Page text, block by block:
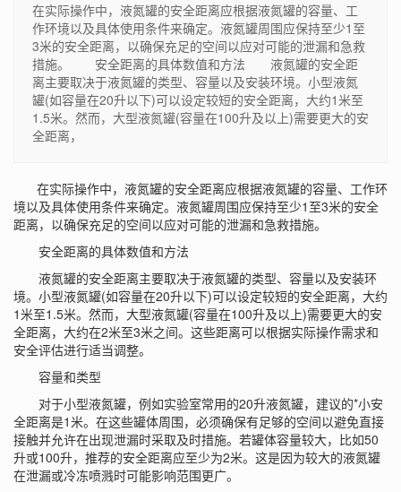
在实际操作中，液氮罐的安全距离应根据液氮罐的容量、工
作环境以及具体使用条件来确定。液氮罐周围应保持至少1至
3米的安全距离，以确保充足的空间以应对可能的泄漏和急救
措施。 安全距离的具体数值和方法 液氮罐的安全距
离主要取决于液氮罐的类型、容量以及安装环境。小型液氮
罐(如容量在20升以下)可以设定较短的安全距离，大约1米至
1.5米。然而，大型液氮罐(容量在100升及以上)需要更大的安
全距离，
在实际操作中，液氮罐的安全距离应根据液氮罐的容量、工作环
境以及具体使用条件来确定。液氮罐周围应保持至少1至3米的安全
距离，以确保充足的空间以应对可能的泄漏和急救措施。
安全距离的具体数值和方法
液氮罐的安全距离主要取决于液氮罐的类型、容量以及安装环
境。小型液氮罐(如容量在20升以下)可以设定较短的安全距离，大约
1米至1.5米。然而，大型液氮罐(容量在100升及以上)需要更大的安
全距离，大约在2米至3米之间。这些距离可以根据实际操作需求和
安全评估进行适当调整。
容量和类型
对于小型液氮罐，例如实验室常用的20升液氮罐，建议的*小安
全距离是1米。在这些罐体周围，必须确保有足够的空间以避免直接
接触并允许在出现泄漏时采取及时措施。若罐体容量较大，比如50
升或100升，推荐的安全距离应至少为2米。这是因为较大的液氮罐
在泄漏或冷冻喷溅时可能影响范围更广。